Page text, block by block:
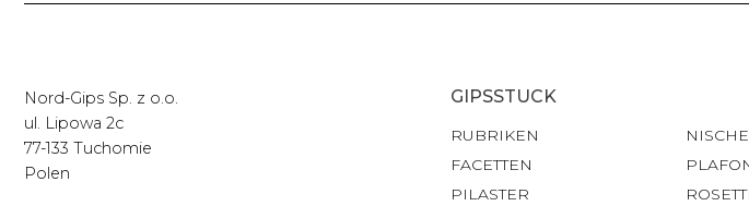
Nord-Gips Sp. z o.o.
ul. Lipowa 2c
77-133 Tuchomie
Polen
GIPSSTUCK
RUBRIKEN
FACETTEN
PILASTER